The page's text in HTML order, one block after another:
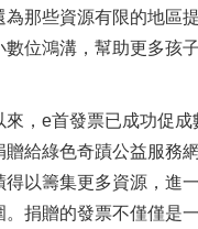
為那些資源有限的地區
數位鴻溝，幫助更多孩
來，e首發票已成功促
贈給綠色奇蹟公益服務
得以籌集更多資源，進
。捐贈的發票不僅僅是